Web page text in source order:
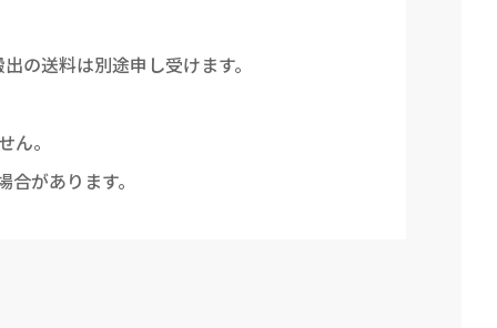
の送料は別途申し受けます。
ん。
があります。